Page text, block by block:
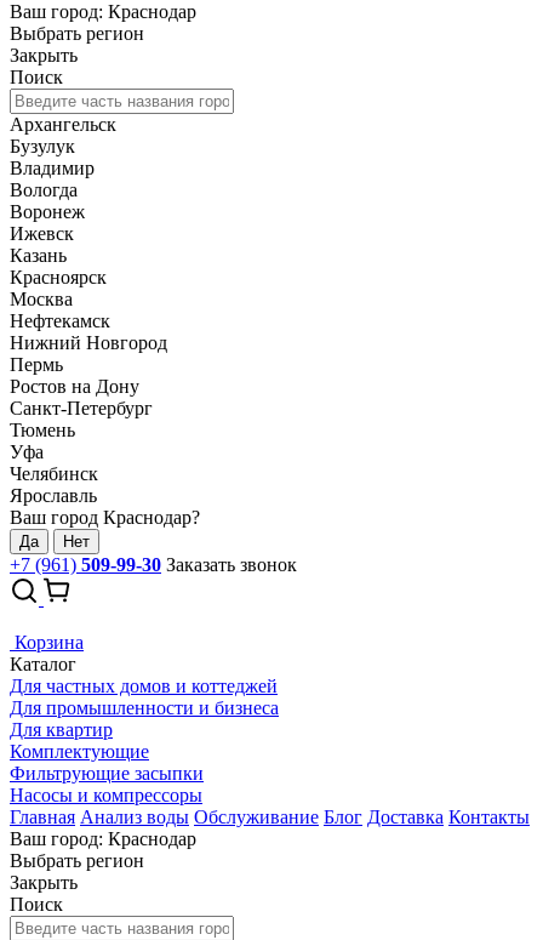
Ваш город: Краснодар
Выбрать регион
Закрыть
Поиск
Архангельск
Бузулук
Владимир
Вологда
Воронеж
Ижевск
Казань
Красноярск
Москва
Нефтекамск
Нижний Новгород
Пермь
Ростов на Дону
Санкт-Петербург
Тюмень
Уфа
Челябинск
Ярославль
Ваш город Краснодар?
Да Нет
+7 (961) 509-99-30 Заказать звонок
Корзина
Каталог
Для частных домов и коттеджей
Для промышленности и бизнеса
Для квартир
Комплектующие
Фильтрующие засыпки
Насосы и компрессоры
Главная Анализ воды Обслуживание Блог Доставка Контакты
Ваш город: Краснодар
Выбрать регион
Закрыть
Поиск